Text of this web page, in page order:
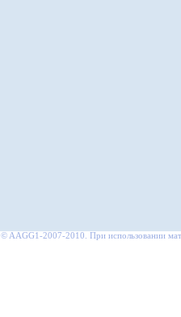
© AAGG1-2007-2010. При использовании